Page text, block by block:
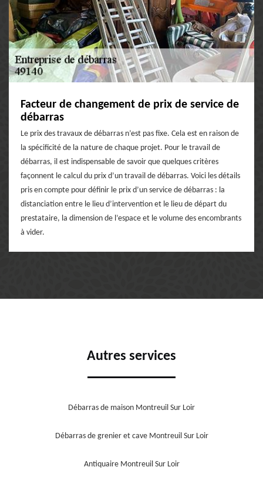
Facteur de changement de prix de service de
débarras
Le prix des travaux de débarras n’est pas fixe. Cela est en raison de
la spécificité de la nature de chaque projet. Pour le travail de
débarras, il est indispensable de savoir que quelques critères
façonnent le calcul du prix d’un travail de débarras. Voici les détails
pris en compte pour définir le prix d’un service de débarras : la
distanciation entre le lieu d’intervention et le lieu de départ du
prestataire, la dimension de l’espace et le volume des encombrants
à vider.
Autres services
Débarras de maison Montreuil Sur Loir
Débarras de grenier et cave Montreuil Sur Loir
Antiquaire Montreuil Sur Loir